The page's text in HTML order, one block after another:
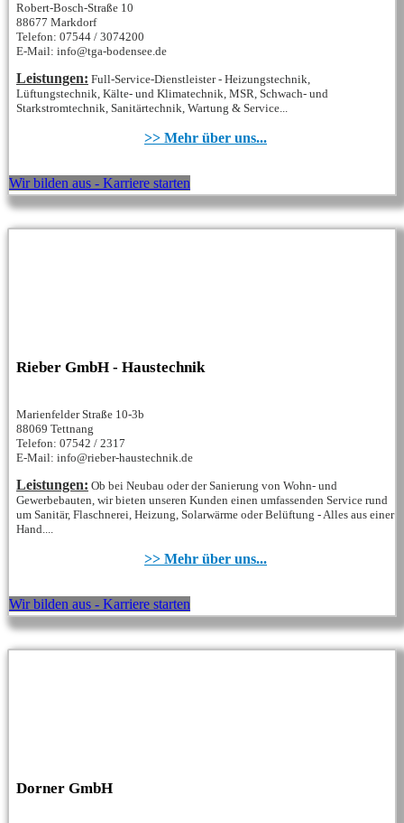
Robert-Bosch-Straße 10
88677 Markdorf
Telefon: 07544 / 3074200
E-Mail: info@tga-bodensee.de
Leistungen: Full-Service-Dienstleister - Heizungstechnik,
Lüftungstechnik, Kälte- und Klimatechnik, MSR, Schwach- und
Starkstromtechnik, Sanitärtechnik, Wartung & Service...
>> Mehr über uns...
Wir bilden aus - Karriere starten
Rieber GmbH - Haustechnik
Marienfelder Straße 10-3b
88069 Tettnang
Telefon: 07542 / 2317
E-Mail: info@rieber-haustechnik.de
Leistungen: Ob bei Neubau oder der Sanierung von Wohn- und
Gewerbebauten, wir bieten unseren Kunden einen umfassenden Service rund
um Sanitär, Flaschnerei, Heizung, Solarwärme oder Belüftung - Alles aus einer
Hand....
>> Mehr über uns...
Wir bilden aus - Karriere starten
Dorner GmbH